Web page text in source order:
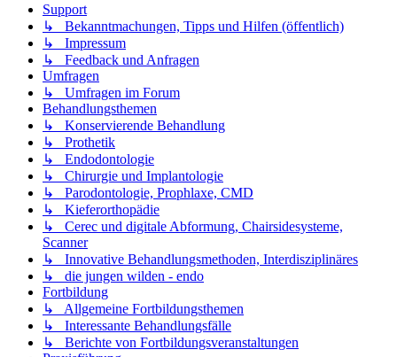
Support
↳ Bekanntmachungen, Tipps und Hilfen (öffentlich)
↳ Impressum
↳ Feedback und Anfragen
Umfragen
↳ Umfragen im Forum
Behandlungsthemen
↳ Konservierende Behandlung
↳ Prothetik
↳ Endodontologie
↳ Chirurgie und Implantologie
↳ Parodontologie, Prophlaxe, CMD
↳ Kieferorthopädie
↳ Cerec und digitale Abformung, Chairsidesysteme,
Scanner
↳ Innovative Behandlungsmethoden, Interdisziplinäres
↳ die jungen wilden - endo
Fortbildung
↳ Allgemeine Fortbildungsthemen
↳ Interessante Behandlungsfälle
↳ Berichte von Fortbildungsveranstaltungen